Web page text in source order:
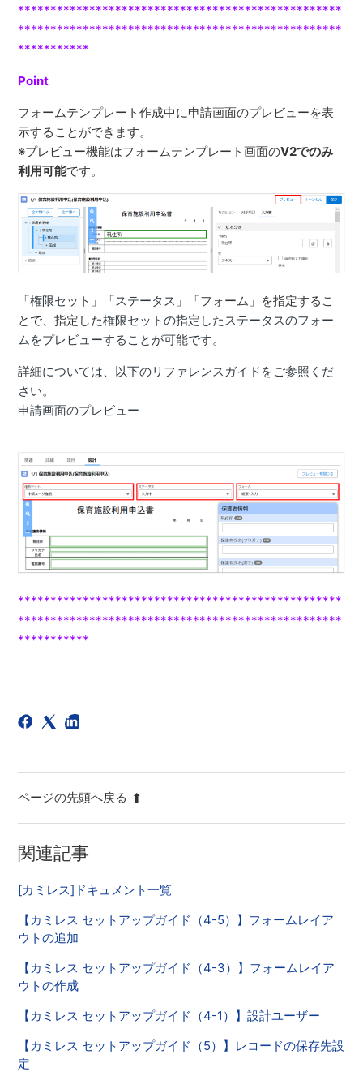
**************************************************
**************************************************
***********
Point
フォームテンプレート作成中に申請画面のプレビューを表
示することができます。
※プレビュー機能はフォームテンプレート画面のV2でのみ
利用可能です。
「権限セット 」「ステータス 」「フォーム」を指定するこ
とで、指定した権限セットの指定したステータスのフォー
ムをプレビューすることが可能です。
詳細については、以下のリファレンスガイドをご参照くだ
さい。
申請画面のプレビュー
**************************************************
**************************************************
***********
ページの先頭へ戻る
関連記事
[カミレス]ドキュメント一覧
【カミレス セットアップガイド（4-5）】フォームレイア
ウトの追加
【カミレス セットアップガイド（4-3）】フォームレイア
ウトの作成
【カミレス セットアップガイド（4-1）】設計ユーザー
【カミレス セットアップガイド（5）】レコードの保存先設
定